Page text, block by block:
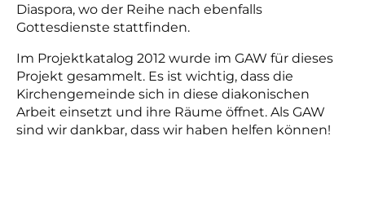
Diaspora, wo der Reihe nach ebenfalls
Gottesdienste stattfinden.
Im Projektkatalog 2012 wurde im GAW für dieses
Projekt gesammelt. Es ist wichtig, dass die
Kirchengemeinde sich in diese diakonischen
Arbeit einsetzt und ihre Räume öffnet. Als GAW
sind wir dankbar, dass wir haben helfen können!